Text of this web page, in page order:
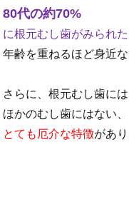
80代の約70%
に根元むし歯がみられ
年齢を重ねるほど身近
さらに、根元むし歯には
ほかのむし歯にはない、
とても厄介な特徴があり